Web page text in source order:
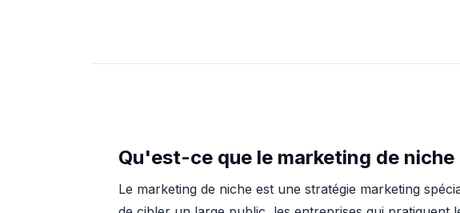
Qu'est-ce que le marketing de niche
Le marketing de niche est une stratégie marketing